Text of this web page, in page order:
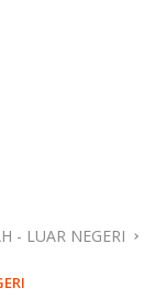
- LUAR NEGERI